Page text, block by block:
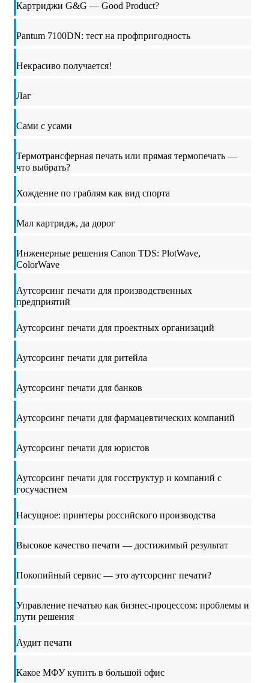
Картриджи G&G — Good Product?
Pantum 7100DN: тест на профпригодность
Некрасиво получается!
Лаг
Сами с усами
Термотрансферная печать или прямая термопечать —
что выбрать?
Хождение по граблям как вид спорта
Мал картридж, да дорог
Инженерные решения Canon TDS: PlotWave,
ColorWave
Аутсорсинг печати для производственных
предприятий
Аутсорсинг печати для проектных организаций
Аутсорсинг печати для ритейла
Аутсорсинг печати для банков
Аутсорсинг печати для фармацевтических компаний
Аутсорсинг печати для юристов
Аутсорсинг печати для госструктур и компаний с
госучастием
Насущное: принтеры российского производства
Высокое качество печати — достижимый результат
Покопийный сервис — это аутсорсинг печати?
Управление печатью как бизнес-процессом: проблемы и
пути решения
Аудит печати
Какое МФУ купить в большой офис